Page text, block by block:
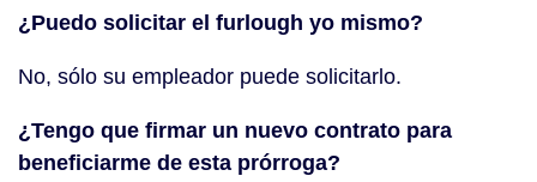
¿Puedo solicitar el furlough yo mismo?
No, sólo su empleador puede solicitarlo.
¿Tengo que firmar un nuevo contrato para
beneficiarme de esta prórroga?